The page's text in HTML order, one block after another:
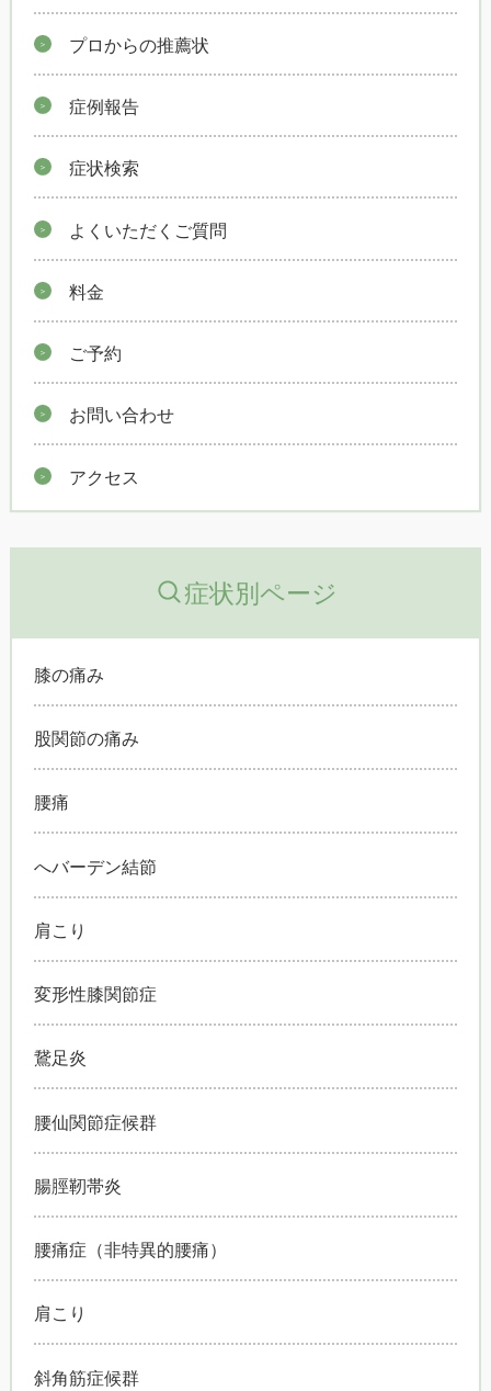
プロからの推薦状
症例報告
症状検索
よくいただくご質問
料金
ご予約
お問い合わせ
アクセス
症状別ページ
膝の痛み
股関節の痛み
腰痛
へバーデン結節
肩こり
変形性膝関節症
鵞足炎
腰仙関節症候群
腸脛靭帯炎
腰痛症（非特異的腰痛）
肩こり
斜角筋症候群